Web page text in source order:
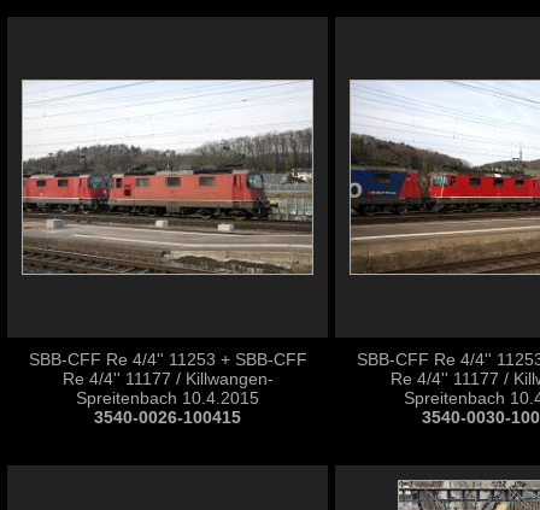
SBB-CFF Re 4/4'' 11253 + SBB-CFF
Re 4/4'' 11177 / Killwangen-
Spreitenbach 10.4.2015
3540-0026-100415
SBB-CFF Re 4/4''
Re 4/4'' 11177 /
Spreitenbach
3540-0030-